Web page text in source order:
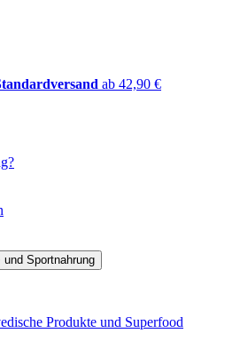
ab 42,90 €
Produkte und Superfood